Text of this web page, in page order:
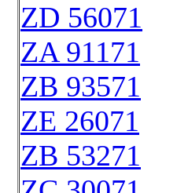
ZD 56071
ZA 91171
ZB 93571
ZE 26071
ZB 53271